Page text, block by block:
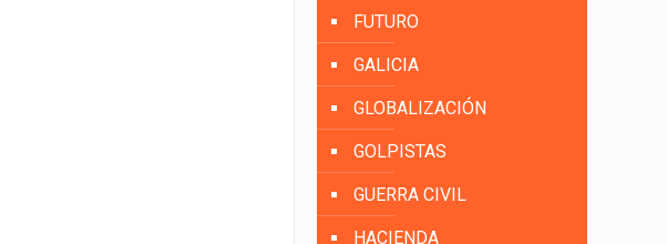
FUTURO
GALICIA
GLOBALIZACIÓN
GOLPISTAS
GUERRA CIVIL
HACIENDA